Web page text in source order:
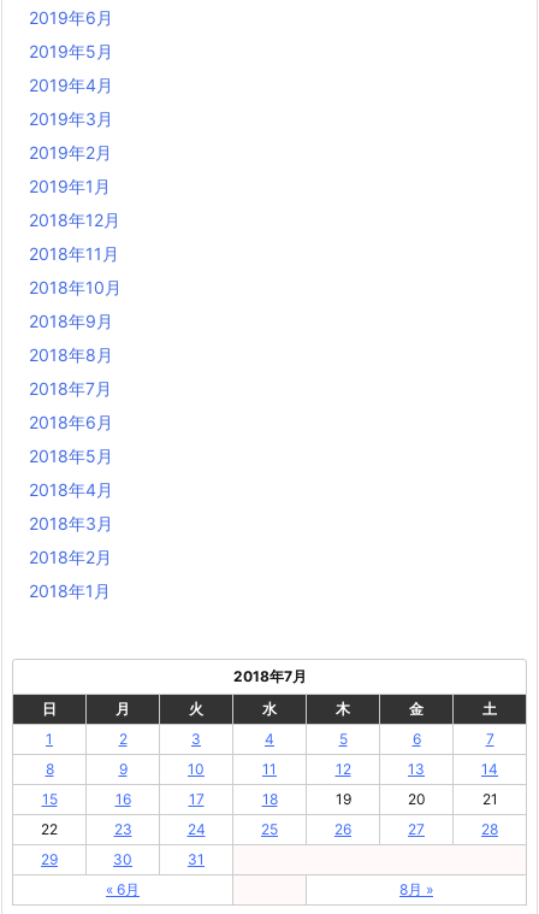
2019年6月
2019年5月
2019年4月
2019年3月
2019年2月
2019年1月
2018年12月
2018年11月
2018年10月
2018年9月
2018年8月
2018年7月
2018年6月
2018年5月
2018年4月
2018年3月
2018年2月
2018年1月
2018年7月
日
月 火 水 木 金 土
« 6月 8月 »
1 2 3 4 5 6
7
8
9 10 11 12 13
14
15
16 17 18 19 20
21
22
23 24 25 26 27
28
29
30 31